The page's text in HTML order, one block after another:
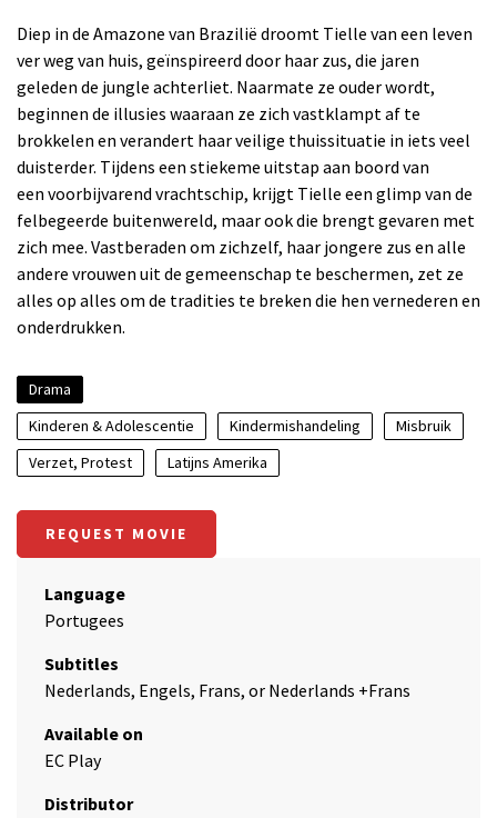
Diep in de Amazone van Brazilië droomt Tielle van een leven
ver weg van huis, geïnspireerd door haar zus, die jaren
geleden de jungle achterliet. Naarmate ze ouder wordt,
beginnen de illusies waaraan ze zich vastklampt af te
brokkelen en verandert haar veilige thuissituatie in iets veel
duisterder. Tijdens een stiekeme uitstap aan boord van
een voorbijvarend vrachtschip, krijgt Tielle een glimp van de
felbegeerde buitenwereld, maar ook die brengt gevaren met
zich mee. Vastberaden om zichzelf, haar jongere zus en alle
andere vrouwen uit de gemeenschap te beschermen, zet ze
alles op alles om de tradities te breken die hen vernederen en
onderdrukken.
Drama
Kinderen & Adolescentie
Kindermishandeling
Misbruik
Verzet, Protest
Latijns Amerika
REQUEST MOVIE
Language
Portugees
Subtitles
Nederlands, Engels, Frans, or Nederlands +Frans
Available on
EC Play
Distributor